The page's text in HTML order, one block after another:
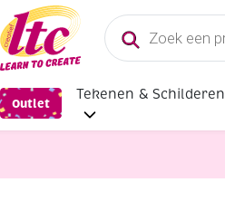
Producten
zoeken
Outlet
Tekenen & Schilderen